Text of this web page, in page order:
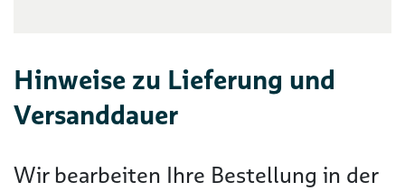
Hinweise zu Lieferung und
Versanddauer
Wir bearbeiten Ihre Bestellung in der